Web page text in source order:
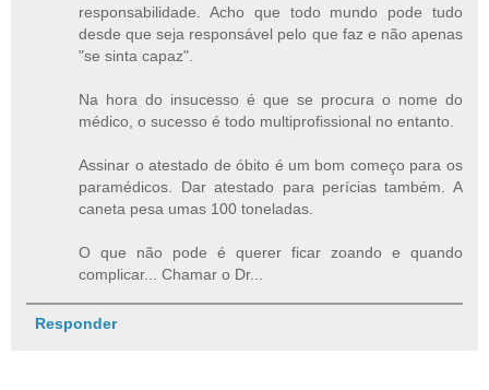
responsabilidade. Acho que todo mundo pode tudo
desde que seja responsável pelo que faz e não apenas
"se sinta capaz".
Na hora do insucesso é que se procura o nome do
médico, o sucesso é todo multiprofissional no entanto.
Assinar o atestado de óbito é um bom começo para os
paramédicos. Dar atestado para perícias também. A
caneta pesa umas 100 toneladas.
O que não pode é querer ficar zoando e quando
complicar... Chamar o Dr...
Responder